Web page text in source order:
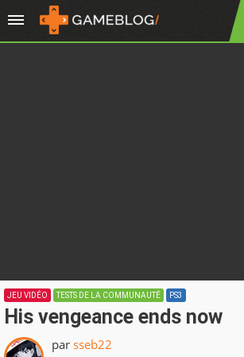
JEU VIDÉO TESTS DE LA COMMUNAUTÉ PS3
His vengeance ends now
par sseb22